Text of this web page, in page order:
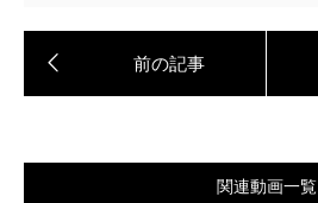
関連動画一覧